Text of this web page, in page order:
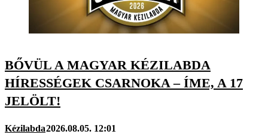
BŐVÜL A MAGYAR KÉZILABDA
HÍRESSÉGEK CSARNOKA – ÍME, A 17
JELÖLT!
Kézilabda2026.08.05. 12:01